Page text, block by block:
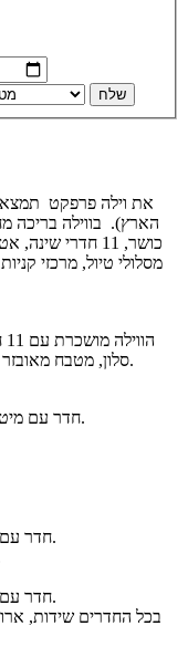
שלח
את וילה פרפקט
הארץ). בווילה בריכה
כושר, 11 חדרי
מסלולי טיול, מרכזי
סלון, מטבח מאובזר עם פינת אוכל וחצר נופש עשירה באטרקציות.
חדר עם מיטה זוגית, 2 מזרני יחיד, לול, מרפסת, חדר רחצה.
חדר עם מיטה זוגית, 3 מזרני יחיד, מרפסת, חדר רחצה.
חדר עם מיטה זוגית, 2 מזרני יחיד, מרפסת, חדר רחצה.
בכל החדרים שידות,